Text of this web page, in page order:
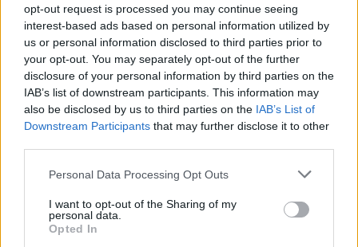
opt-out request is processed you may continue seeing
interest-based ads based on personal information utilized by
us or personal information disclosed to third parties prior to
your opt-out. You may separately opt-out of the further
disclosure of your personal information by third parties on the
IAB’s list of downstream participants. This information may
also be disclosed by us to third parties on the IAB’s List of
Downstream Participants that may further disclose it to other
Please note that this website/app uses one or more Google
not limited to your visit or usage behaviour. You may click to
grant or deny consent to Google and its third-party tags to
use your data for below specified purposes in below Google
Personal Data Processing Opt Outs
I want to opt-out of the Sharing of my
personal data.
Opted In
αυτοκινήτων διατηρούν την αιχμή και τον
δυναμισμό, ενώ θέλουν παράλληλα να
παραμείνουν μπροστά από τον ανταγωνισμό.
Άσχετα αν τα παραδοσιακά, τα κλασικά χρώματα
είναι αυτά που κεντρίζουν το ενδιαφέρον των
περισσοτέρων, τα ξεχωριστά χρώματα μένουν στις
χρώματα, που είναι αποκλειστικά για συγκεκριμένα
μοντέλα.